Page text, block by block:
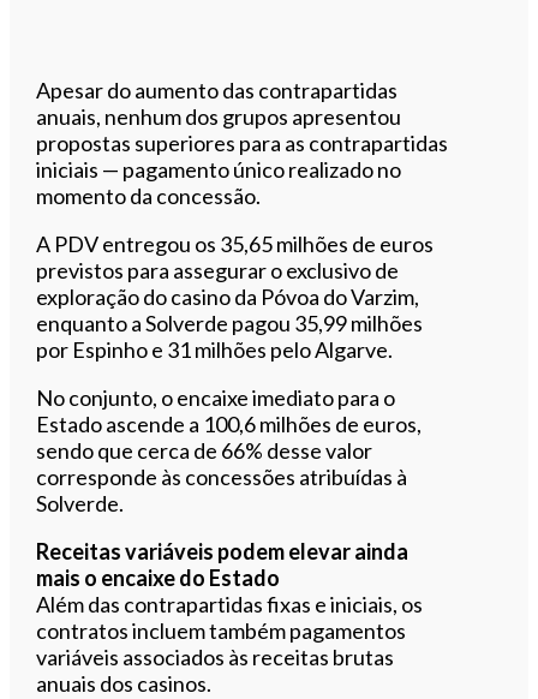
Apesar do aumento das contrapartidas
anuais, nenhum dos grupos apresentou
propostas superiores para as contrapartidas
iniciais — pagamento único realizado no
momento da concessão.
A PDV entregou os 35,65 milhões de euros
previstos para assegurar o exclusivo de
exploração do casino da Póvoa do Varzim,
enquanto a Solverde pagou 35,99 milhões
por Espinho e 31 milhões pelo Algarve.
No conjunto, o encaixe imediato para o
Estado ascende a 100,6 milhões de euros,
sendo que cerca de 66% desse valor
corresponde às concessões atribuídas à
Solverde.
Receitas variáveis podem elevar ainda
mais o encaixe do Estado
Além das contrapartidas fixas e iniciais, os
contratos incluem também pagamentos
variáveis associados às receitas brutas
anuais dos casinos.